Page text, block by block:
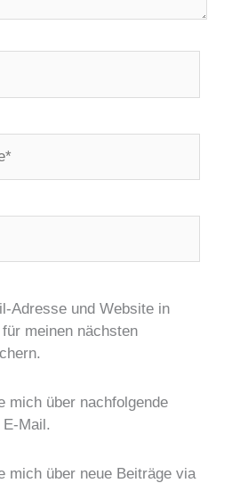
Adresse und Website in
meinen nächsten
mich über nachfolgende
Mail.
mich über neue Beiträge via